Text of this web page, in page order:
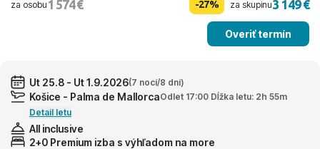
za osobu 1 574 € -27% za skupinu3 149 €
Overiť termín
Ut 25.8 - Ut 1.9.2026(7 nocí/8 dní)
Košice - Palma de MallorcaOdlet 17:00 Dĺžka letu: 2h 55m
Detail letu
All inclusive
2+0 Premium izba s výhľadom na more